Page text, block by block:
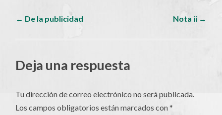
Navegador
artículos
← De la publicidad Nota ii →
Deja una respuesta
Tu dirección de correo electrónico no será publicada.
Los campos obligatorios están marcados con*